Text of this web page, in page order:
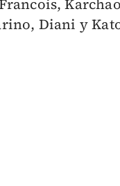
Diani y